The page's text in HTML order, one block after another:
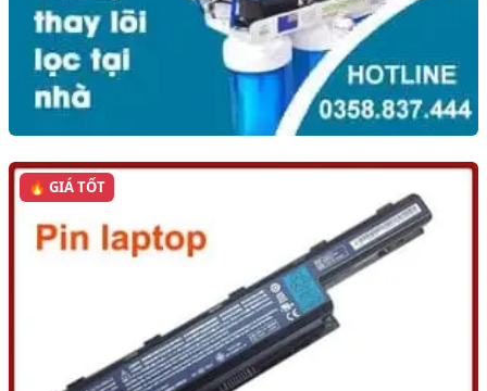
🔥 GIÁ TỐT